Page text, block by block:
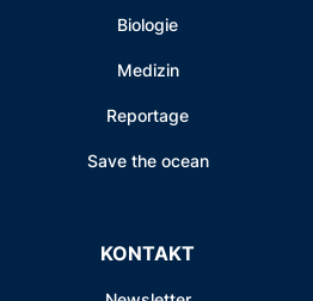
Biologie
Medizin
Reportage
Save the ocean
KONTAKT